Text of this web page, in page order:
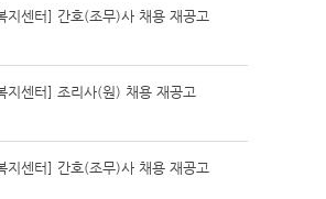
지센터] 간호(조무)사 채용 재공고
지센터] 조리사(원) 채용 재공고
지센터] 간호(조무)사 채용 재공고